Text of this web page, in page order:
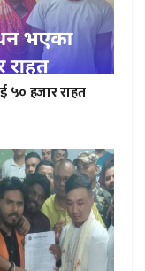
५० हजार राहत